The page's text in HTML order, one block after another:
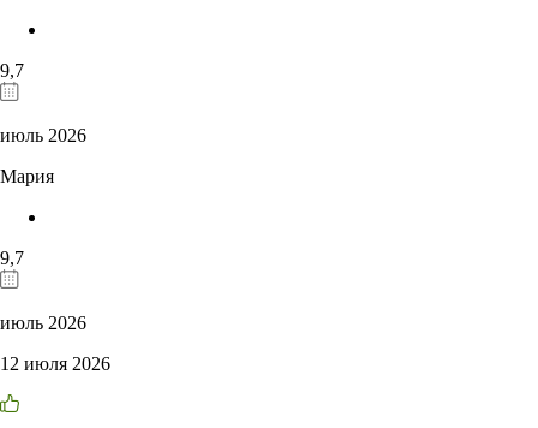
9,7
июль 2026
Мария
9,7
июль 2026
12 июля 2026